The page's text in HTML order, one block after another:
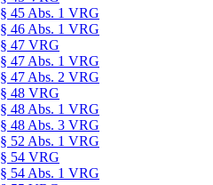
§ 45 Abs. 1 VRG
§ 46 Abs. 1 VRG
§ 47 VRG
§ 47 Abs. 1 VRG
§ 47 Abs. 2 VRG
§ 48 VRG
§ 48 Abs. 1 VRG
§ 48 Abs. 3 VRG
§ 52 Abs. 1 VRG
§ 54 VRG
§ 54 Abs. 1 VRG